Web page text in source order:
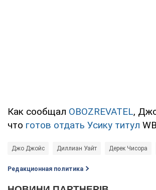
Как сообщал OBOZREVATEL,
что готов отдать Усику титул
Джо Джойс Диллиан Уайт Дерек Чисора
Редакционная политика